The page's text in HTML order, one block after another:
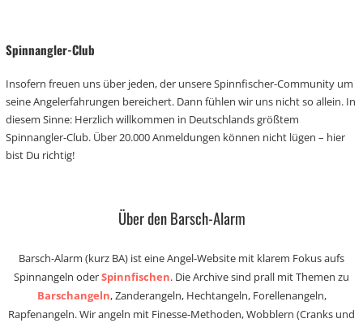
Spinnangler-Club
Insofern freuen uns über jeden, der unsere Spinnfischer-Community um
seine Angelerfahrungen bereichert. Dann fühlen wir uns nicht so allein. In
diesem Sinne: Herzlich willkommen in Deutschlands größtem
Spinnangler-Club. Über 20.000 Anmeldungen können nicht lügen – hier
bist Du richtig!
Über den Barsch-Alarm
Barsch-Alarm (kurz BA) ist eine Angel-Website mit klarem Fokus aufs
Spinnangeln oderSpinnfischen. Die Archive sind prall mit Themen zu
Barschangeln, Zanderangeln, Hechtangeln, Forellenangeln,
Rapfenangeln. Wir angeln mit Finesse-Methoden, Wobblern (Cranks und